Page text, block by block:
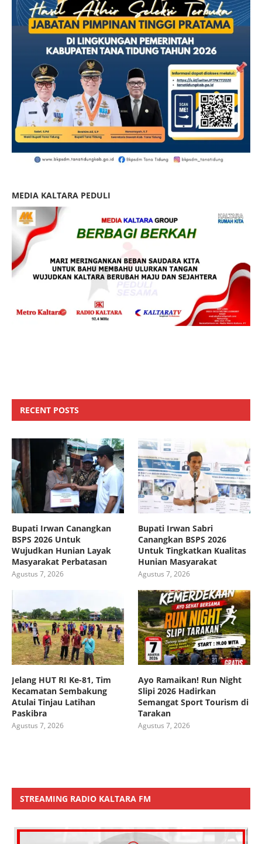
MEDIA KALTARA PEDULI
RECENT POSTS
Bupati Irwan Canangkan
BSPS 2026 Untuk
Wujudkan Hunian Layak
Masyarakat Perbatasan
Agustus 7, 2026
Bupati Irwan Sabri
Canangkan BSPS 2026
Untuk Tingkatkan Kualitas
Hunian Masyarakat
Agustus 7, 2026
Jelang HUT RI Ke-81, Tim
Kecamatan Sembakung
Atulai Tinjau Latihan
Paskibra
Agustus 7, 2026
Ayo Ramaikan! Run Night
Slipi 2026 Hadirkan
Semangat Sport Tourism di
Tarakan
Agustus 7, 2026
STREAMING RADIO KALTARA FM